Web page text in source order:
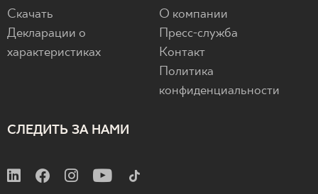
Скачать
Декларации о
характеристиках
О компании
Пресс-служба
Контакт
Политика
конфиденциальности
СЛЕДИТЬ ЗА НАМИ